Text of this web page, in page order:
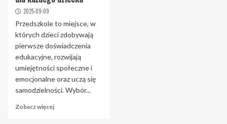
2025-09-09
Przedszkole to miejsce, w
których dzieci zdobywają
pierwsze doświadczenia
edukacyjne, rozwijają
umiejętności społeczne i
emocjonalne oraz uczą się
samodzielności. Wybór...
Zobacz więcej